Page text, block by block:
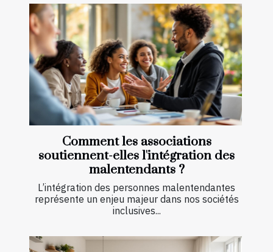
Comment les associations
soutiennent-elles l'intégration des
malentendants ?
L’intégration des personnes malentendantes
représente un enjeu majeur dans nos sociétés
inclusives...